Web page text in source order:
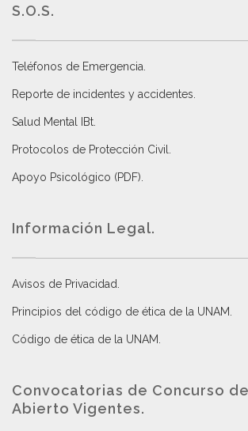
S.O.S.
Teléfonos de Emergencia.
Reporte de incidentes y accidentes
Salud Mental IBt
Protocolos de Protección Civil
Apoyo Psicológico (PDF)
Información Legal.
Avisos de Privacidad
Principios del código de ética de la UNAM
Código de ética de la UNAM
Convocatorias de Concurso
Abierto Vigentes.